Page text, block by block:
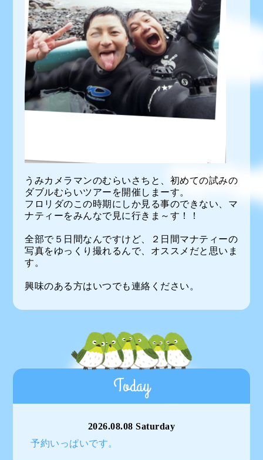
うみカメラマンのむらいさちと、初めての試みの
ダブルむらいツアーを開催しまーす。
フロリダのこの時期にしか見る事のできない、マ
ナティーをみんなで見に行きま～す！！
全部で５日間なんですけど、２日間マナティーの
写真をゆっくり撮れるんで、オススメだと思いま
す。
興味のある方はいつでも連絡ください。
Today
2026.08.08 Saturday
予約いっぱいです。